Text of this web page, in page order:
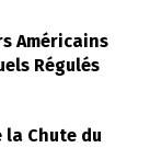
Américains
Régulés
la Chute du